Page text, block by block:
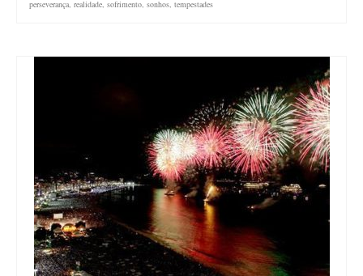
perseverança, realidade, sofrimento, sonhos, tempestades